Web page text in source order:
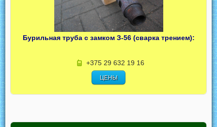
Бурильная труба с замком З-56 (сварка трением):
+375 29 632 19 16
ЦЕНЫ